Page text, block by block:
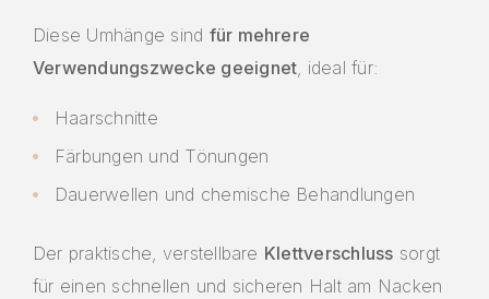
Diese Umhänge sind für mehrere
Verwendungszwecke geeignet, ideal für:
Haarschnitte
Färbungen und Tönungen
Dauerwellen und chemische Behandlungen
Der praktische, verstellbare Klettverschluss sorgt
für einen schnellen und sicheren Halt am Nacken